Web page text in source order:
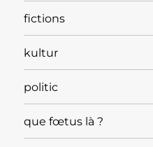
fictions
kultur
politic
que fœtus là ?